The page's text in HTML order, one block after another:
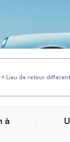
+ Lieu de retour différent
à